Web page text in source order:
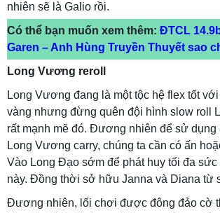
nhiên sẽ là Galio rồi.
Có thể bạn muốn xem thêm: ĐTCL
Garen – Anh Hùng Truyền Thuyết sao
Long Vương reroll
Long Vương đang là một tộc hệ flex tốt
vàng nhưng đừng quên đội hình slow roll
rất mạnh mẽ đó. Đương nhiên để sử dụng
Long Vương carry, chúng ta cần có ấn
Vào Long Đạo sớm để phát huy tối đa sức
này. Đồng thời sở hữu Janna và Diana từ
Đương nhiên, lối chơi được đông đảo cờ